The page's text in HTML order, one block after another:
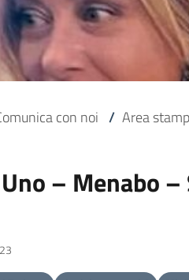
con noi / Area
– Menabo